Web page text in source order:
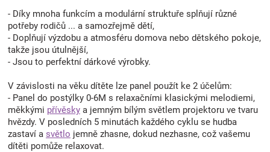
- Díky mnoha funkcím a modulární struktuře splňují různé
potřeby rodičů ... a samozřejmě dětí,
- Doplňují výzdobu a atmosféru domova nebo dětského pokoje,
takže jsou útulnější,
- Jsou to perfektní dárkové výrobky.
V závislosti na věku dítěte lze panel použít ke 2 účelům:
- Panel do postýlky 0-6M s relaxačními klasickými melodiemi,
měkkými přívěsky a jemným bílým světlem projektoru ve tvaru
hvězdy. V posledních 5 minutách každého cyklu se hudba
zastaví a světlo jemně zhasne, dokud nezhasne, což vašemu
dítěti pomůže relaxovat.